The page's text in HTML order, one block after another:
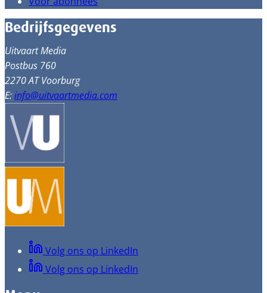
Bedrijfsgegevens
Uitvaart Media
Postbus 760
2270 AT Voorburg
E:info@uitvaartmedia.com
Volg ons op LinkedIn
Volg ons op LinkedIn